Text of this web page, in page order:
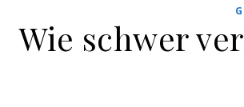
Wie schwer